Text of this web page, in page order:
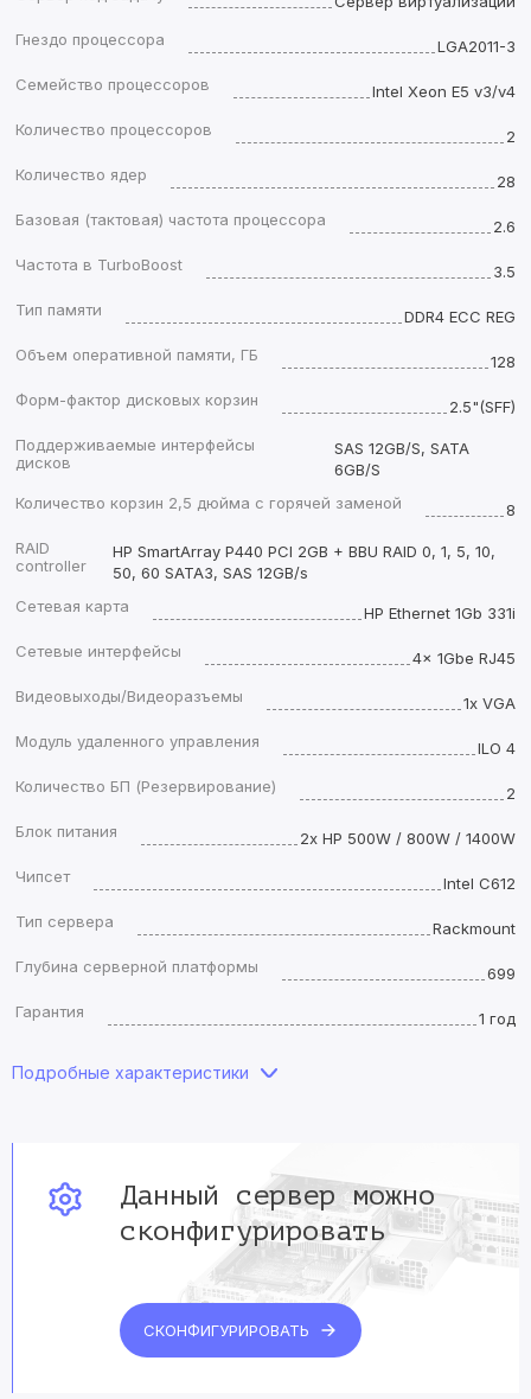
Гнездо процессора
LGA2011-3
Семейство процессоров
Intel Xeon E5 v3/v4
Количество процессоров
2
Количество ядер
28
Базовая (тактовая) частота процессора
2.6
Частота в TurboBoost
3.5
Тип памяти
DDR4 ECC REG
Объем оперативной памяти, ГБ
128
Форм-фактор дисковых корзин
2.5"(SFF)
Поддерживаемые интерфейсы
дисков
SAS 12GB/S, SATA
6GB/S
Количество корзин 2,5 дюйма с горячей заменой
8
RAID
controller
HP SmartArray P440 PCI 2GB + BBU RAID 0, 1, 5, 10,
50, 60 SATA3, SAS 12GB/s
Сетевая карта
HP Ethernet 1Gb 331i
Сетевые интерфейсы
4x 1Gbe RJ45
Видеовыходы/Видеоразъемы
1x VGA
Модуль удаленного управления
ILO 4
Количество БП (Резервирование)
2
Блок питания
2x HP 500W / 800W / 1400W
Чипсет
Intel C612
Тип сервера
Rackmount
Глубина серверной платформы
699
Гарантия
1 год
Подробные характеристики
Данный серверможно
сконфигурировать
СКОНФИГУРИРОВАТЬ